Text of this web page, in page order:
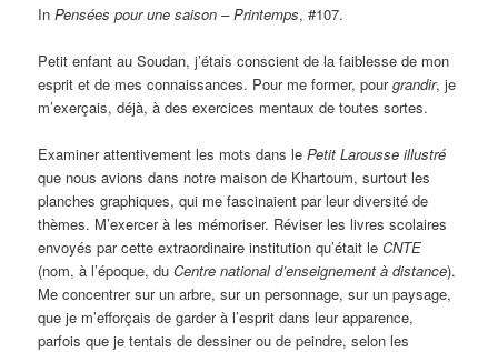
InPensées pour une saison – Printemps, #107.
Petit enfant au Soudan, j’étais conscient de la faiblesse de mon
esprit et de mes connaissances. Pour me former, pourgrandir, je
m’exerçais, déjà, à des exercices mentaux de toutes sortes.
Examiner attentivement les mots dans lePetit Larousse illustré
que nous avions dans notre maison de Khartoum, surtout les
planches graphiques, qui me fascinaient par leur diversité de
thèmes. M’exercer à les mémoriser. Réviser les livres scolaires
envoyés par cette extraordinaire institution qu’était leCNTE
(nom, à l’époque, duCentre national d’enseignement à distance).
Me concentrer sur un arbre, sur un personnage, sur un paysage,
que je m’efforçais de garder à l’esprit dans leur apparence,
parfois que je tentais de dessiner ou de peindre, selon les